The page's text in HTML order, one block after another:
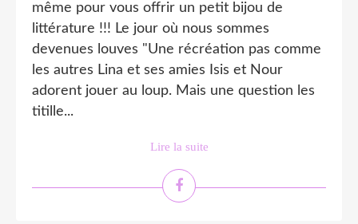
même pour vous offrir un petit bijou de
littérature !!! Le jour où nous sommes
devenues louves "Une récréation pas comme
les autres Lina et ses amies Isis et Nour
adorent jouer au loup. Mais une question les
titille...
Lire la suite